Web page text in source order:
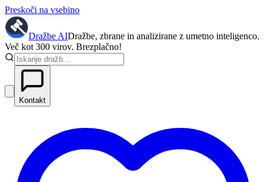
Preskoči na vsebino
Dražbe AIDražbe, zbrane in analizirane z umetno inteligenco.
Več kot 300 virov. Brezplačno!
Kontakt